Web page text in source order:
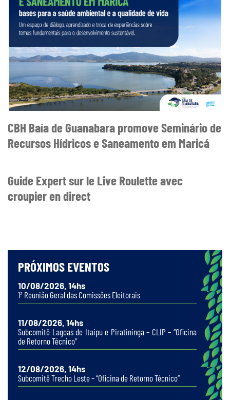
CBH Baía de Guanabara promove Seminário de
Recursos Hídricos e Saneamento em Maricá
Guide Expert sur le Live Roulette avec
croupier en direct
PRÓXIMOS EVENTOS
10/08/2026, 14hs
1ª Reunião Geral das Comissões Eleitorais
11/08/2026, 14hs
Subcomitê Lagoas de Itaipu e Piratininga – CLIP – “Oficina
de Retorno Técnico”
12/08/2026, 14hs
Subcomitê Trecho Leste – “Oficina de Retorno Técnico”